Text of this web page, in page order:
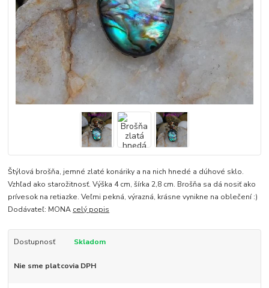
Štýlová brošňa, jemné zlaté konáriky a na nich hnedé a dúhové sklo.
Vzhľad ako starožitnosť. Výška 4 cm, šírka 2,8 cm. Brošňa sa dá nosiť ako
prívesok na retiazke. Veľmi pekná, výrazná, krásne vynikne na oblečení :)
Dodávateľ: MONA celý popis
Dostupnosť Skladom
Nie sme platcovia DPH